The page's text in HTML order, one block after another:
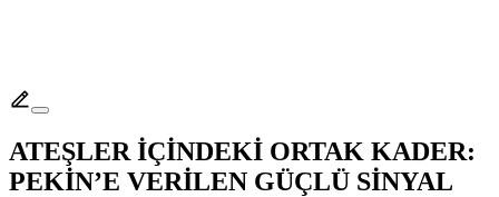
ATEŞLER İÇİNDEKİ ORTAK KADER:
PEKİN’E VERİLEN GÜÇLÜ SİNYAL